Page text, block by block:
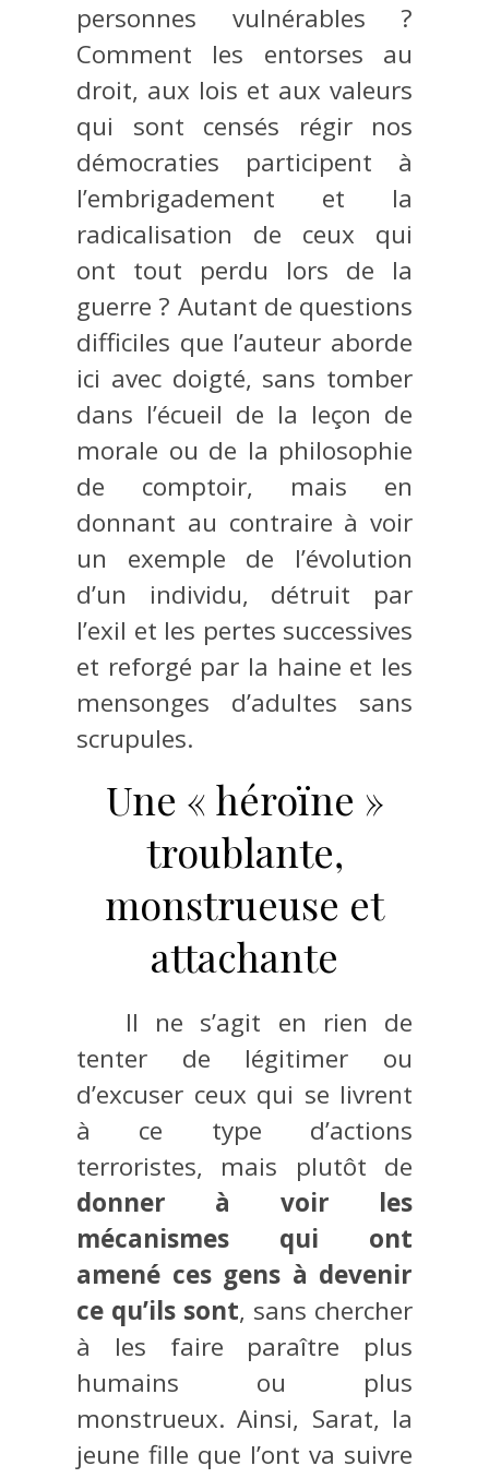
personnes vulnérables ?
Comment les entorses au
droit, aux lois et aux valeurs
qui sont censés régir nos
démocraties participent à
l’embrigadement et la
radicalisation de ceux qui
ont tout perdu lors de la
guerre ? Autant de questions
difficiles que l’auteur aborde
ici avec doigté, sans tomber
dans l’écueil de la leçon de
morale ou de la philosophie
de comptoir, mais en
donnant au contraire à voir
un exemple de l’évolution
d’un individu, détruit par
l’exil et les pertes successives
et reforgé par la haine et les
mensonges d’adultes sans
scrupules.
Une « héroïne »
troublante,
monstrueuse et
attachante
Il ne s’agit en rien de
tenter de légitimer ou
d’excuser ceux qui se livrent
à ce type d’actions
terroristes, mais plutôt de
donner à voir les
mécanismes qui ont
amené ces gens à devenir
ce qu’ils sont, sans chercher
à les faire paraître plus
humains ou plus
monstrueux. Ainsi, Sarat, la
jeune fille que l’ont va suivre